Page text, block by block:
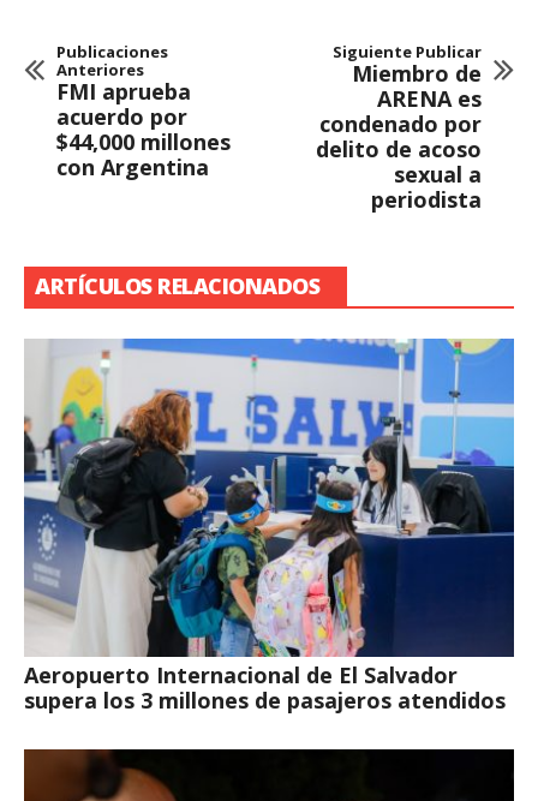
Publicaciones
Anteriores
FMI aprueba
acuerdo por
$44,000 millones
con Argentina
Siguiente Publicar
Miembro de
ARENA es
condenado por
delito de acoso
sexual a
periodista
ARTÍCULOS RELACIONADOS
Aeropuerto Internacional de El Salvador
supera los 3 millones de pasajeros atendidos